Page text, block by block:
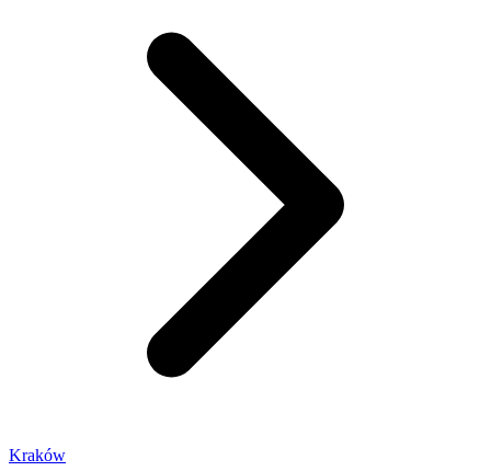
Kraków